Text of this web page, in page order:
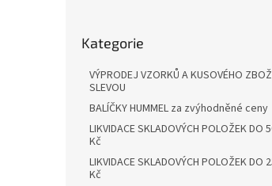
kategorie
Kategorie
VÝPRODEJ VZORKŮ A KUSOVÉHO
SLEVOU
BALÍČKY HUMMEL za zvýhodněné ceny
LIKVIDACE SKLADOVÝCH POLOŽEK DO
Kč
LIKVIDACE SKLADOVÝCH POLOŽEK DO
Kč